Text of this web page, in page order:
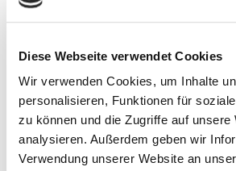
Diese Webseite verwendet Cookies
Wir verwenden Cookies, um Inhalte
personalisieren, Funktionen für
zu können und die Zugriffe auf unsere
analysieren. Außerdem geben wir
Verwendung unserer Website an
Fahrzeugnummer
Fahrzeugzustand
Erstzulassung
2026/02
Kategorie
SUV /
Farbe
pure white
Kilometerstand
Hubraum
1968 cm³